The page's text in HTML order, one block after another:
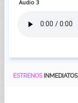
Audio 3
ESTRENOS INMEDIATOS